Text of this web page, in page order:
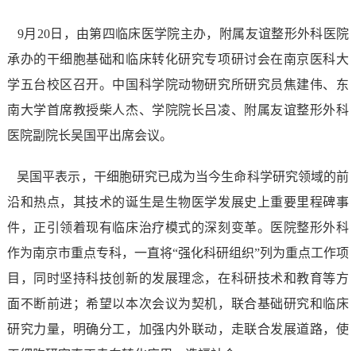
9月 20日，由第四临床医学院主办，附属友谊整形外科医院
承办的干细胞基础和临床转化研究专项研讨会在南京医科大
学五台校区召开。中国科学院动物研究所研究员焦建伟、东
南大学首席教授柴人杰、学院院长吕凌、附属友谊整形外科
医院副院长吴国平出席会议。
吴国平表示， 干细胞研究已成为当今生命科学研究领域的前
沿和热点，其技术的诞生是生物医学发展史上重要里程碑事
件，正引领着现有临床治疗模式的深刻变革。
医院整形外科
作为南京市重点专科，一直将“强化科研组织”列为重点工作项
目，同时坚持科技创新的发展理念，在科研技术和教育等方
面不断前进；希望以本次会议为契机，联合基础研究和临床
研究力量，明确分工，加强内外联动，走联合发展道路，使